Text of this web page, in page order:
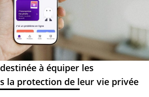
à équiper les
la protection de leur vie privée